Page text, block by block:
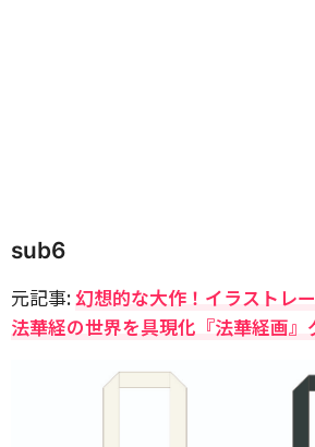
sub6
元記事:幻想的な大作！イラストレ
法華経の世界を具現化『法華経画